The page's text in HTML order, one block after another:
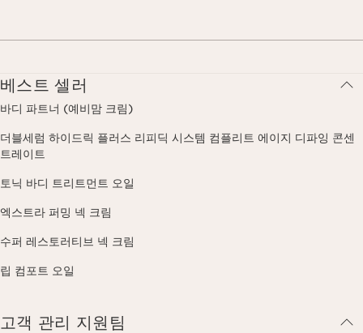
베스트 셀러
바디 파트너 (예비맘 크림)
더블세럼 하이드릭 플러스 리피딕 시스템 컴플리트 에이지 디파잉 콘센
트레이트
토닉 바디 트리트먼트 오일
엑스트라 퍼밍 넥 크림
수퍼 레스토러티브 넥 크림
립 컴포트 오일
고객 관리 지원팀